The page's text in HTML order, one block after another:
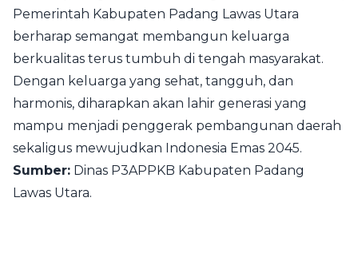
Pemerintah Kabupaten Padang Lawas Utara
berharap semangat membangun keluarga
berkualitas terus tumbuh di tengah masyarakat.
Dengan keluarga yang sehat, tangguh, dan
harmonis, diharapkan akan lahir generasi yang
mampu menjadi penggerak pembangunan daerah
sekaligus mewujudkan Indonesia Emas 2045.
Sumber: Dinas P3APPKB Kabupaten Padang
Lawas Utara.